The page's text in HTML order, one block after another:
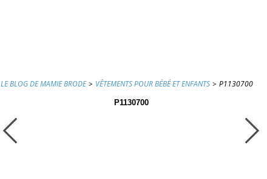
LE BLOG DE MAMIE BRODE > VÊTEMENTS POUR BÉBÉ ET ENFANTS > P1130700
P1130700